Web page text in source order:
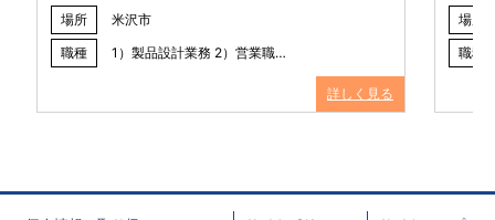
場所
米沢市
職種
1）製品設計業務 2）営業職…
詳しく見る
場所
職種